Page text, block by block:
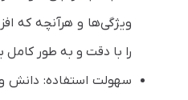
ویژگی‌ها و هرآنچه که
را با دقت و به طور کامل
سهولت استفاده: دانش